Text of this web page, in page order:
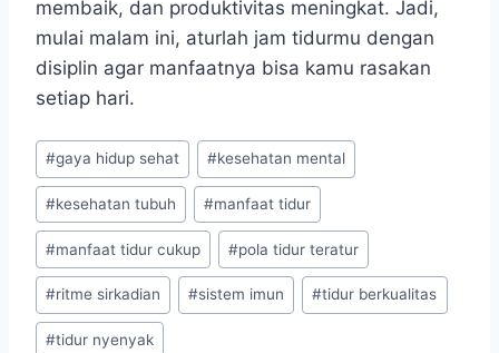
membaik, dan produktivitas meningkat. Jadi,
mulai malam ini, aturlah jam tidurmu dengan
disiplin agar manfaatnya bisa kamu rasakan
setiap hari.
Post
Tags:
#gaya hidup sehat #kesehatan mental
#kesehatan tubuh #manfaat tidur
#manfaat tidur cukup #pola tidur teratur
#ritme sirkadian #sistem imun #tidur berkualitas
#tidur nyenyak